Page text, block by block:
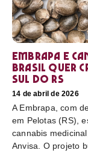
Embrapa e
Brasil quer
sul do RS
14 de abril de 2026
A Embrapa, com
em Pelotas (RS),
cannabis
Anvisa. O projeto